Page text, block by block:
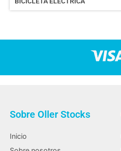
Sobre Oller Stocks
Inicio